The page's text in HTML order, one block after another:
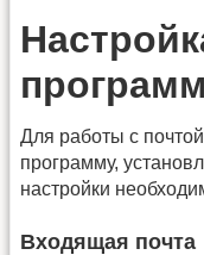
программ
Для работы с
программу,
настройки
Входящая почта